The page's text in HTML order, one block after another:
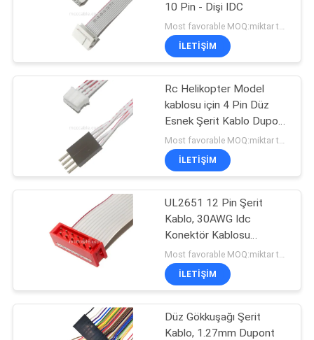
HARITASI
GIZLILIK
POLITIKASI
Thunderbolt 4
Kabloları
26
Özel kablo demeti
10 Pin - Dişi IDC
Most favorable MOQ:miktar tartışılabilir
İLETIŞIM
Rc Helikopter Model
kablosu için 4 Pin Düz
Esnek Şerit Kablo Dupont
Konektörü
İLETIŞIM
UL2651 12 Pin Şerit
Kablo, 30AWG Idc
Konektör Kablosu
1.27mm Pitch
İLETIŞIM
Düz Gökkuşağı Şerit
Kablo, 1.27mm Dupont